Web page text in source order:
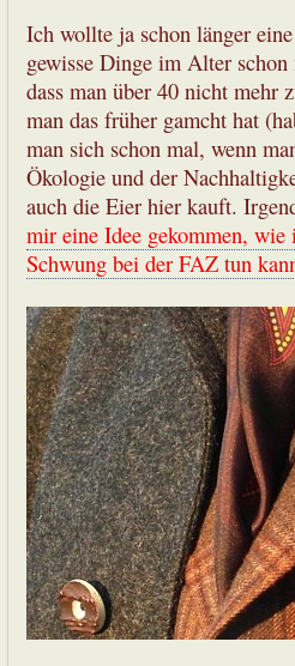
Ich wollte ja schon länger
gewisse Dinge im Alter
dass man über 40 nicht mehr
man das früher gamcht hat
man sich schon mal, wenn
Ökologie und der
auch die Eier hier kauft.
mir eine Idee gekommen,
Schwung bei der FAZ tun